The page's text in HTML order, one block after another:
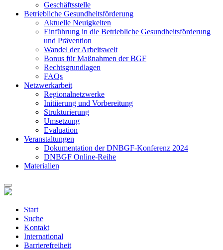
Geschäftsstelle
Betriebliche Gesundheitsförderung
Aktuelle Neuigkeiten
Einführung in die Betriebliche Gesundheitsförderung
und Prävention
Wandel der Arbeitswelt
Bonus für Maßnahmen der BGF
Rechtsgrundlagen
FAQs
Netzwerkarbeit
Regionalnetzwerke
Initiierung und Vorbereitung
Strukturierung
Umsetzung
Evaluation
Veranstaltungen
Dokumentation der DNBGF-Konferenz 2024
DNBGF Online-Reihe
Materialien
Start
Suche
Kontakt
International
Barrierefreiheit